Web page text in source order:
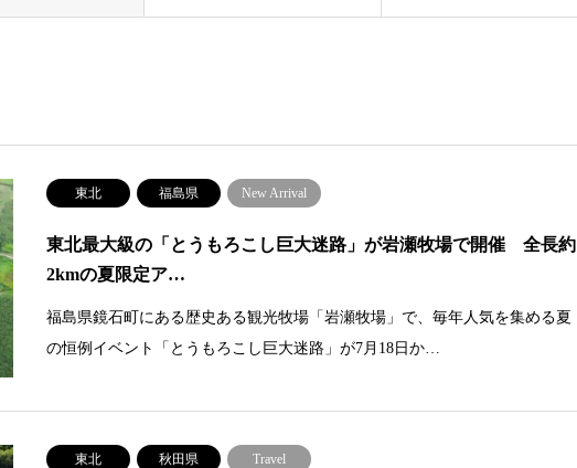
東北 福島県 New Arrival
東北最大級の「とうもろこし巨大迷路」が岩瀬牧場で開催 全長約
2kmの夏限定ア…
福島県鏡石町にある歴史ある観光牧場「岩瀬牧場」で、毎年人気を集める夏
の恒例イベント「とうもろこし巨大迷路」が7月18日か…
東北 秋田県 Travel